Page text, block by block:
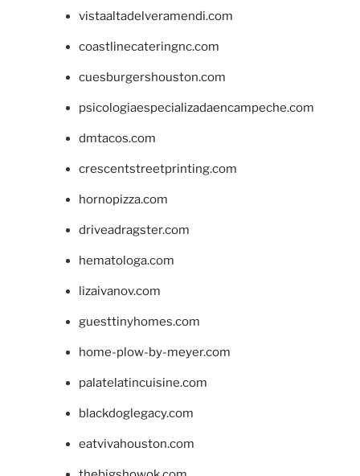
vistaaltadelveramendi.com
coastlinecateringnc.com
cuesburgershouston.com
psicologiaespecializadaencampeche.com
dmtacos.com
crescentstreetprinting.com
hornopizza.com
driveadragster.com
hematologa.com
lizaivanov.com
guesttinyhomes.com
home-plow-by-meyer.com
palatelatincuisine.com
blackdoglegacy.com
eatvivahouston.com